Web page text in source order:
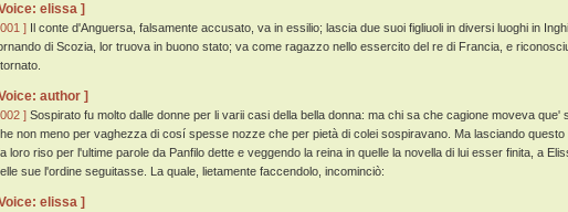
elissa ]
] Il conte d'Anguersa, falsamente accusato, va in essilio; lascia due suoi figliuoli in diversi luoghi in
di Scozia, lor truova in buono stato; va come ragazzo nello essercito del re di Francia, e
author ]
] Sospirato fu molto dalle donne per li varii casi della bella donna: ma chi sa che cagione moveva que'
non meno per vaghezza di cosí spesse nozze che per pietà di colei sospiravano. Ma lasciando
loro riso per l'ultime parole da Panfilo dette e veggendo la reina in quelle la novella di lui esser finita, a
sue l'ordine seguitasse. La quale, lietamente faccendolo, incominciò:
elissa ]